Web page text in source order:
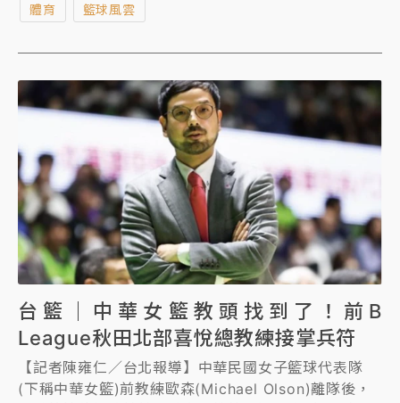
取各項權益。
體育 籃球風雲
台籃｜中華女籃教頭找到了！前B
League秋田北部喜悅總教練接掌兵符
【記者陳雍仁／台北報導】中華民國女子籃球代表隊
(下稱中華女籃)前教練歐森(Michael Olson)離隊後，